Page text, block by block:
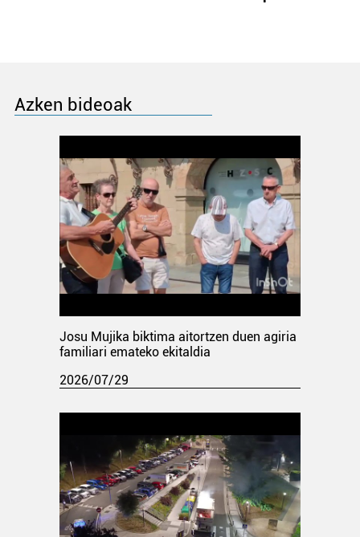
Azken bideoak
Josu Mujika biktima aitortzen duen agiria
familiari emateko ekitaldia
2026/07/29